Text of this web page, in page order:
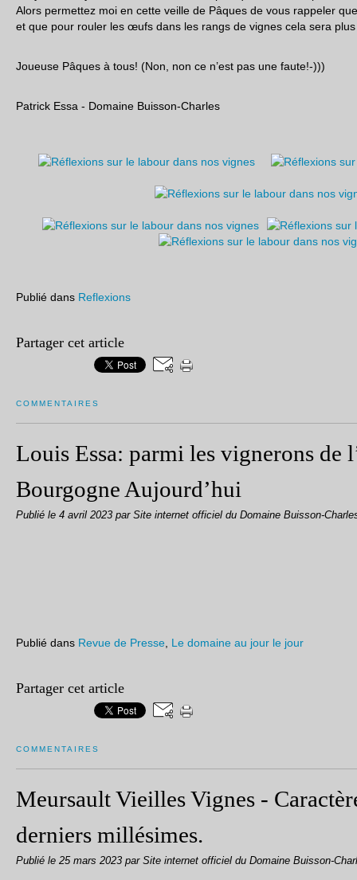
Alors permettez moi en cette veille de Pâques de vous rappeler
et que pour rouler les œufs dans les rangs de vignes cela sera
Joueuse Pâques à tous! (Non, non ce n’est pas une faute!-)))
Patrick Essa - Domaine Buisson-Charles
Publié dans Reflexions
Partager cet article
COMMENTAIRES
Louis Essa: parmi les vignerons de
Bourgogne Aujourd’hui
Publié le 4 avril 2023 par Site internet officiel du Domaine Buisson-
Publié dans Revue de Presse Le domaine au jour le jour
Partager cet article
COMMENTAIRES
Meursault Vieilles Vignes -
derniers millésimes.
Publié le 25 mars 2023 par Site internet officiel du Domaine Buisson-